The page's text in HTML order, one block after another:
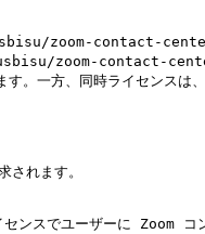
zoom-contact-
zoom-contact-
、同時ライセンスは、ア
れます。
スでユーザーに Zoom コ